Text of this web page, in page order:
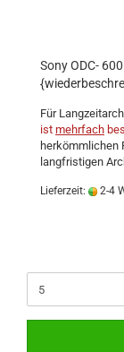
Sony ODC-
Für
ist mehrfach
herkömmlichen
langfristigen
Lieferzeit: 2-4